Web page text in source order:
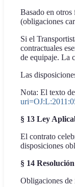
Basado en otros
(obligaciones
Si el
contractuales
de equipaje. La
Las
Nota: El texto
§ 13 Ley
El contrato
disposiciones
§ 14
Obligaciones